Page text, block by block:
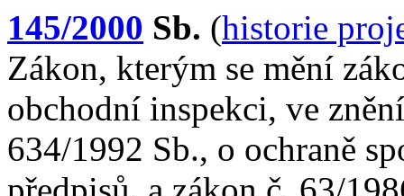
145/2000 Sb. (historie
Zákon, kterým se mění
obchodní inspekci, ve
634/1992 Sb., o ochraně